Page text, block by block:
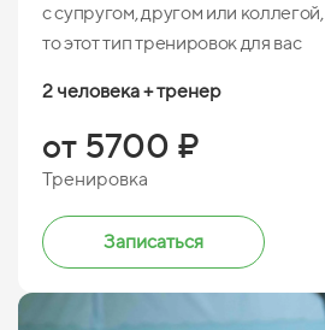
с супругом, другом или коллегой,
то этот тип тренировок для вас
2 человека + тренер
от 5700 ₽
Тренировка
Записаться